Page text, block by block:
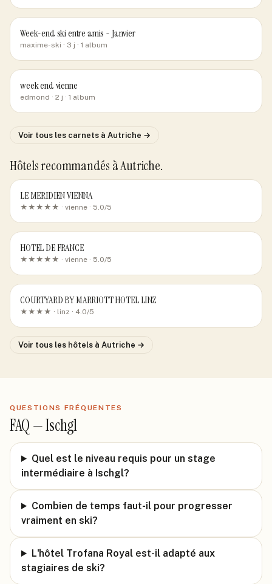
Week-end ski entre amis - Janvier
maxime-ski · 3 j · 1 album
week end vienne
edmond · 2 j · 1 album
Voir tous les carnets à Autriche →
Hôtels recommandés à Autriche.
LE MERIDIEN VIENNA
★★★★★ · vienne · 5.0/5
HOTEL DE FRANCE
★★★★★ · vienne · 5.0/5
COURTYARD BY MARRIOTT HOTEL LINZ
★★★★ · linz · 4.0/5
Voir tous les hôtels à Autriche →
QUESTIONS FRÉQUENTES
FAQ —Ischgl
Quel est le niveau requis pour un stage
intermédiaire à Ischgl?
Combien de temps faut-il pour progresser
vraiment en ski?
L'hôtel Trofana Royal est-il adapté aux
stagiaires de ski?